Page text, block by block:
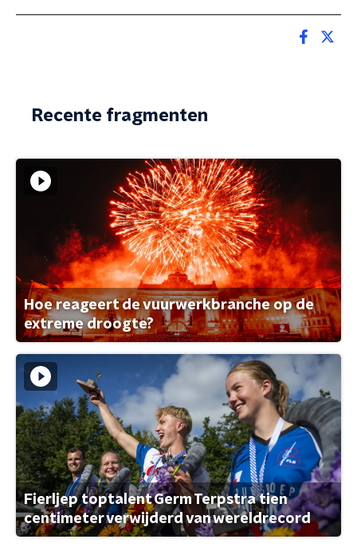
Recente fragmenten
Hoe reageert de vuurwerkbranche op de
extreme droogte?
Fierljep toptalent Germ Terpstra tien
centimeter verwijderd van wereldrecord